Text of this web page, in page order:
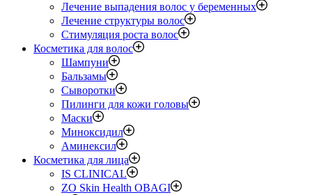
Лечение выпадения волос у беременных
Лечение структуры волос
Стимуляция роста волос
Косметика для волос
Шампуни
Бальзамы
Сыворотки
Пилинги для кожи головы
Маски
Миноксидил
Аминексил
Косметика для лица
IS CLINICAL
ZO Skin Health OBAGI